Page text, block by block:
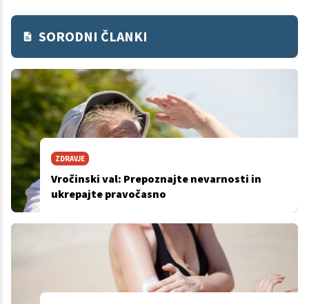
SORODNI ČLANKI
ZDRAVJE
Vročinski val: Prepoznajte nevarnosti in
ukrepajte pravočasno